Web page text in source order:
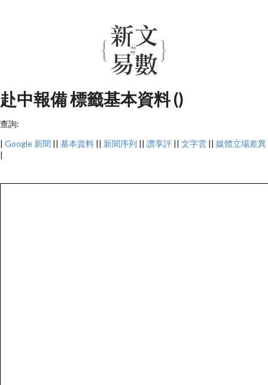
赴中報備 標籤基本資料 ()
查詢:
| Google 新聞 || 基本資料 || 新聞序列 || 讚享評 || 文字雲 || 媒體立場差異
|